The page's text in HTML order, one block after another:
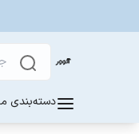
دسته‌بندی